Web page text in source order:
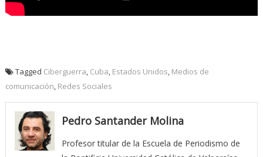
Tagged Ciberguerra Cuba Estados Unidos Medios de
comunicación Redes Sociales
Pedro Santander Molina
Profesor titular de la Escuela de Periodismo de